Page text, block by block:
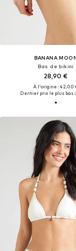
BANANA
Bas de bikini
28,90 €
À l'origine : 42,00
Dernier prix le plus bas :